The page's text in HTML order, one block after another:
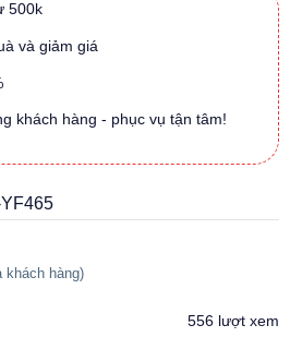
500k
và giảm giá
khách hàng - phục vụ tận tâm!
hàng)
556 lượt xem